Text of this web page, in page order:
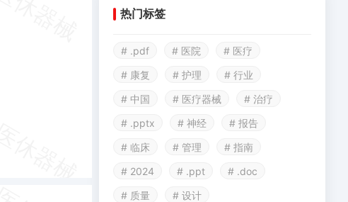
热门标签
# .pdf # 医院
# 医疗
# 康复
# 护理
# 行业
# 中国
# 医疗器械
# 治疗
# .pptx
# 神经
# 报告
# 临床
# 管理
# 指南
# 2024
# .ppt
# .doc
# 质量
# 设计